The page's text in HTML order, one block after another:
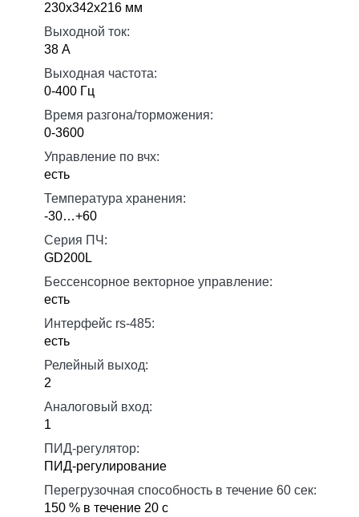
230х342х216 мм
Выходной ток:
38 А
Выходная частота:
0-400 Гц
Время разгона/торможения:
0-3600
Управление по вчх:
есть
Температура хранения:
-30…+60
Серия ПЧ:
GD200L
Бессенсорное векторное управление:
есть
Интерфейс rs-485:
есть
Релейный выход:
2
Аналоговый вход:
1
ПИД-регулятор:
ПИД-регулирование
Перегрузочная способность в течение 60 сек:
150 % в течение 20 с